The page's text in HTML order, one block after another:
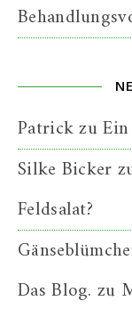
Patrickzu
Silke Bicker
Feldsalat?
Das Blog. zu